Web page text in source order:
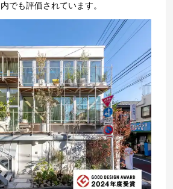
でも評価されています。